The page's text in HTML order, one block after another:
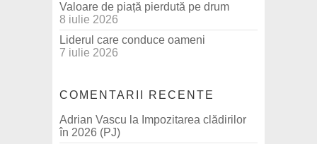
Valoare de piață pierdută pe drum
8 iulie 2026
Liderul care conduce oameni
7 iulie 2026
COMENTARII RECENTE
Adrian Vascu la Impozitarea clădirilor
în 2026 (PJ)